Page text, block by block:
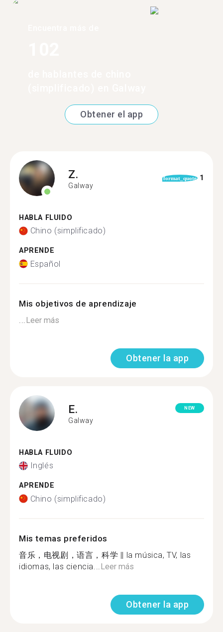
Obtener el app
Z.
Galway
format_quote 1
HABLA FLUIDO
Chino (simplificado)
APRENDE
Español
Mis objetivos de aprendizaje
Leer más
Obtener la app
E.
Galway
NEW
HABLA FLUIDO
Inglés
APRENDE
Chino (simplificado)
Mis temas preferidos
音乐，电视剧，语言，科学 || la música, TV, las
idiomas, las ciencia... Leer más
Obtener la app